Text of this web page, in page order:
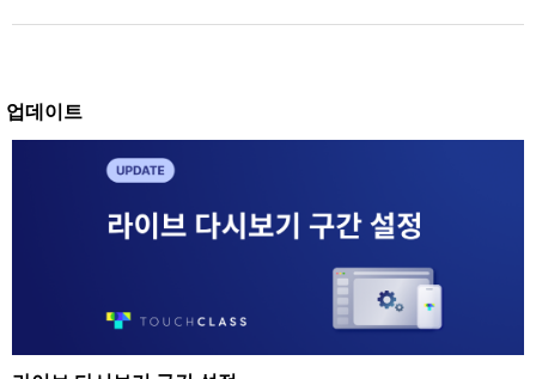
업데이트